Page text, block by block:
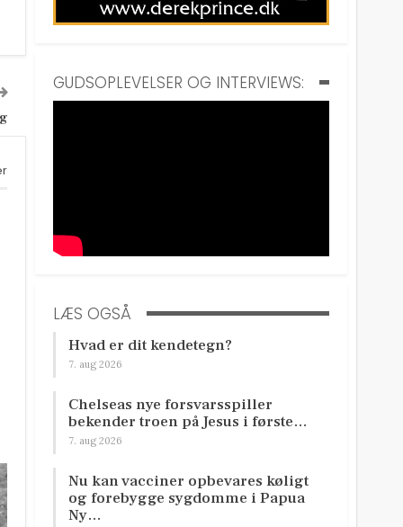
GUDSOPLEVELSER OG INTERVIEWS:
LÆS OGSÅ
Hvad er dit kendetegn?
7. aug 2026
Chelseas nye forsvarsspiller
bekender troen på Jesus i første…
7. aug 2026
Nu kan vacciner opbevares køligt
og forebygge sygdomme i Papua
Ny…